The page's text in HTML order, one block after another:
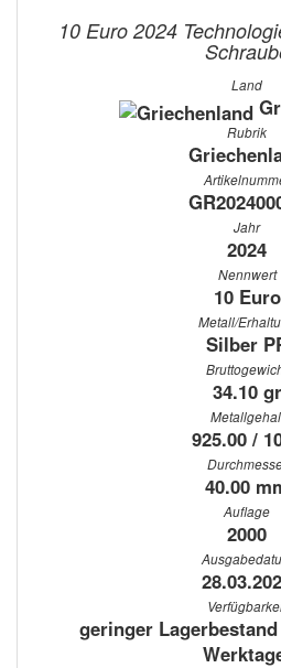
10 Euro 2024
Land
Rubrik
Jahr
2024
Nennwert
10 Euro
Metall/
Silber
34.10 gr
925.00 /
40.00
Auflage
2000
geringer